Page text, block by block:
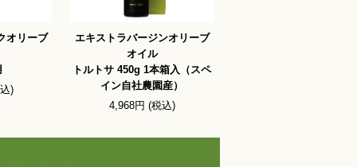
オリーブ
)
エキストラバージンオリーブ
オイル
トルトサ 450g 1本箱入（スペ
イン自社農園産）
4,968円 (税込)